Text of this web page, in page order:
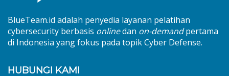
BlueTeam.id adalah penyedia layanan pelatihan
cybersecurity berbasis onlinedan on-demandpertama
di Indonesia yang fokus pada topik Cyber Defense.
HUBUNGI KAMI